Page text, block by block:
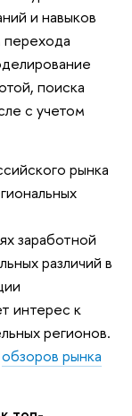
и навыков
перехода
поиска
с учетом
рынка
заработной
различий в
интерес к
регионов.
обзоров рынка